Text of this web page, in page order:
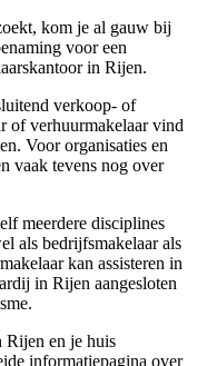
kom je al gauw bij
voor een
in Rijen.
verkoop- of
of verhuurmakelaar vind
Voor organisaties en
vaak tevens nog over
meerdere disciplines
als bedrijfsmakelaar als
kan assisteren in
in Rijen aangesloten
Rijen en je huis
informatiepagina over